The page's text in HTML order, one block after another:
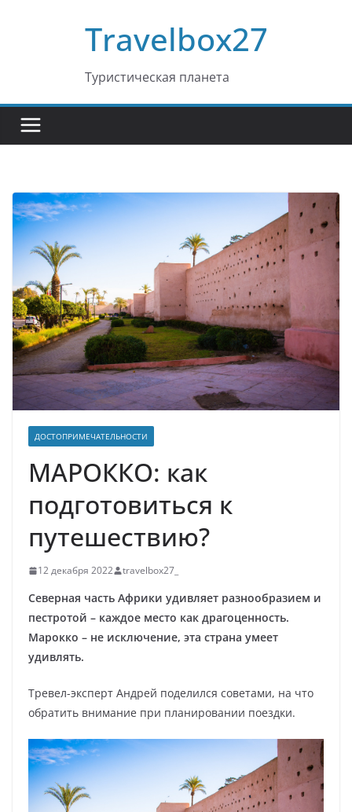
Travelbox27
Туристическая планета
ДОСТОПРИМЕЧАТЕЛЬНОСТИ
МАРОККО: как
подготовиться к
путешествию?
12 декабря 2022 travelbox27_
Северная часть Африки удивляет разнообразием и
пестротой – каждое место как драгоценность.
Марокко – не исключение, эта страна умеет
удивлять.
Тревел-эксперт Андрей поделился советами, на что
обратить внимание при планировании поездки.